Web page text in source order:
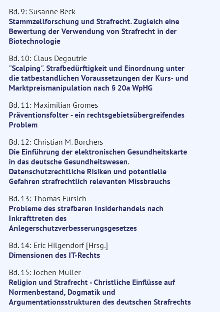
Bd. 9: Susanne Beck
Stammzellforschung und Strafrecht. Zugleich eine
Bewertung der Verwendung von Strafrecht in der
Biotechnologie
Bd. 10: Claus Degoutrie
"Scalping". Strafbedürftigkeit und Einordnung unter
die tatbestandlichen Voraussetzungen der Kurs- und
Marktpreismanipulation nach § 20a WpHG
Bd. 11: Maximilian Gromes
Präventionsfolter - ein rechtsgebietsübergreifendes
Problem
Bd. 12: Christian M. Borchers
Die Einführung der elektronischen Gesundheitskarte
in das deutsche Gesundheitswesen.
Datenschutzrechtliche Risiken und potentielle
Gefahren strafrechtlich relevanten Missbrauchs
Bd. 13: Thomas Fürsich
Probleme des strafbaren Insiderhandels nach
Inkrafttreten des
Anlegerschutzverbesserungsgesetzes
Bd. 14: Eric Hilgendorf [Hrsg.]
Dimensionen des IT-Rechts
Bd. 15: Jochen Müller
Religion und Strafrecht - Christliche Einflüsse auf
Normenbestand, Dogmatik und
Argumentationsstrukturen des deutschen Strafrechts